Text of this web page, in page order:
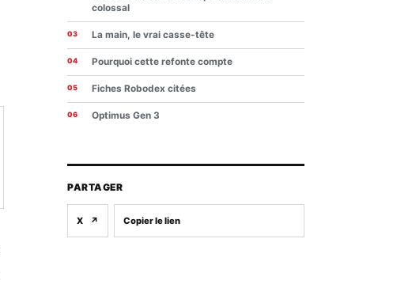
colossal
La main, le vrai casse-tête
Pourquoi cette refonte compte
Fiches Robodex citées
Optimus Gen 3
PARTAGER
X ↗ Copier le lien